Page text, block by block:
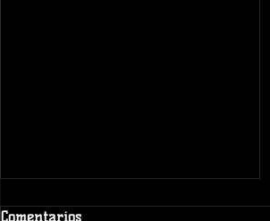
Comentarios